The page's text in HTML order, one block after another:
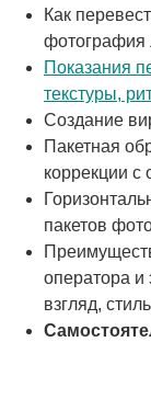
Как
фотография
Показания
текстуры,
Создание
Пакетная
коррекции с
пакетов
оператора и
взгляд,